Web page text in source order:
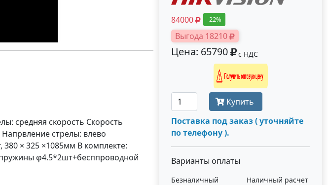
средняя скорость Скорость
стрелы: влево
380 × 325 ×1085мм В комплекте:
φ4.5*2шт+бесппроводной
84000 -22%
Выгода 18210
Цена: 65790 с НДС
Получить оптовую цену
Купить
Поставка под заказ ( уточняйте
по телефону ).
Варианты оплаты
Безналичный
Наличный расчет